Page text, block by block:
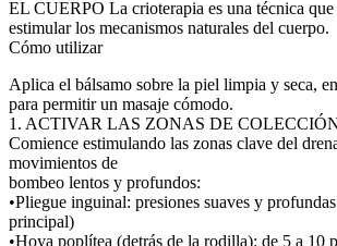
EL CUERPO La crioterapia es una técnica
estimular los mecanismos naturales del cuerpo.
Cómo utilizar
Aplica el bálsamo sobre la piel limpia y seca,
para permitir un masaje cómodo.
1. ACTIVAR LAS ZONAS DE
Comience estimulando las zonas clave del
movimientos de
bombeo lentos y profundos:
•Pliegue inguinal: presiones suaves y
principal)
•Hoya poplítea (detrás de la rodilla): de 5 a 10